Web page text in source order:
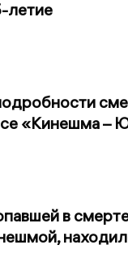
летие
«Кинешма –
в